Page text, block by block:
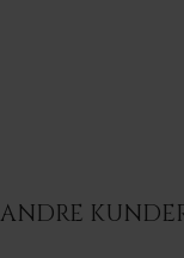
ANDRE